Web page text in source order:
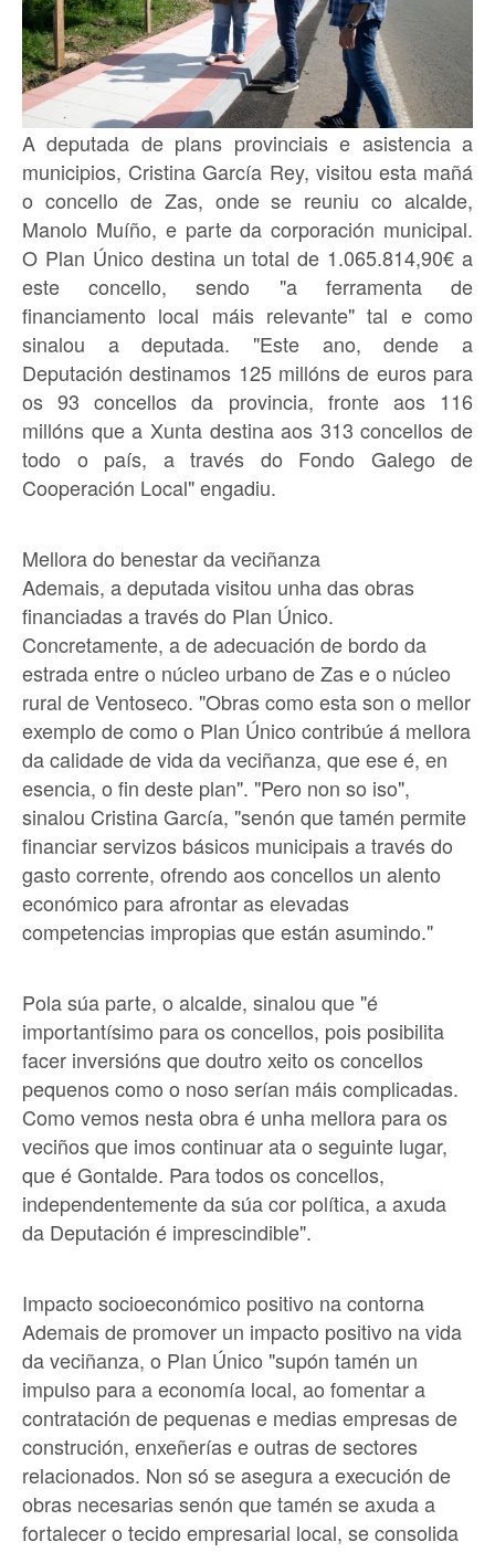
A deputada de plans provinciais e asistencia a
municipios, Cristina García Rey, visitou esta mañá
o concello de Zas, onde se reuniu co alcalde,
Manolo Muíño, e parte da corporación municipal.
O Plan Único destina un total de 1.065.814,90€ a
este concello, sendo "a ferramenta de
financiamento local máis relevante" tal e como
sinalou a deputada. "Este ano, dende a
Deputación destinamos 125 millóns de euros para
os 93 concellos da provincia, fronte aos 116
millóns que a Xunta destina aos 313 concellos de
todo o país, a través do Fondo Galego de
Cooperación Local" engadiu.
Mellora do benestar da veciñanza
Ademais, a deputada visitou unha das obras
financiadas a través do Plan Único.
Concretamente, a de adecuación de bordo da
estrada entre o núcleo urbano de Zas e o núcleo
rural de Ventoseco. "Obras como esta son o mellor
exemplo de como o Plan Único contribúe á mellora
da calidade de vida da veciñanza, que ese é, en
esencia, o fin deste plan". "Pero non so iso",
sinalou Cristina García, "senón que tamén permite
financiar servizos básicos municipais a través do
gasto corrente, ofrendo aos concellos un alento
económico para afrontar as elevadas
competencias impropias que están asumindo."
Pola súa parte, o alcalde, sinalou que "é
importantísimo para os concellos, pois posibilita
facer inversións que doutro xeito os concellos
pequenos como o noso serían máis complicadas.
Como vemos nesta obra é unha mellora para os
veciños que imos continuar ata o seguinte lugar,
que é Gontalde. Para todos os concellos,
independentemente da súa cor política, a axuda
da Deputación é imprescindible".
Impacto socioeconómico positivo na contorna
Ademais de promover un impacto positivo na vida
da veciñanza, o Plan Único "supón tamén un
impulso para a economía local, ao fomentar a
contratación de pequenas e medias empresas de
construción, enxeñerías e outras de sectores
relacionados. Non só se asegura a execución de
obras necesarias senón que tamén se axuda a
fortalecer o tecido empresarial local, se consolida